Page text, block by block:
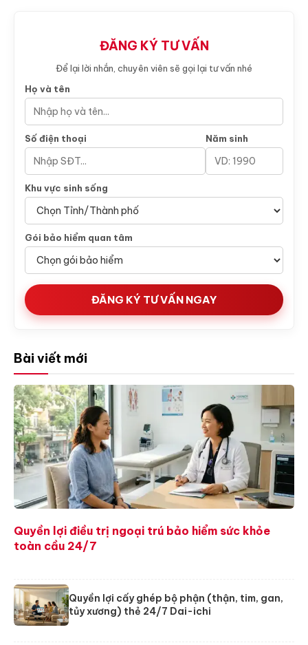
ĐĂNG KÝ TƯ VẤN
Để lại lời nhắn, chuyên viên sẽ gọi lại tư vấn nhé
Họ và tên
Số điện thoại Năm sinh
Khu vực sinh sống
Gói bảo hiểm quan tâm
ĐĂNG KÝ TƯ VẤN NGAY
Bài viết mới
Quyền lợi điều trị ngoại trú bảo hiểm sức khỏe
toàn cầu 24/7
Quyền lợi cấy ghép bộ phận (thận, tim, gan,
tủy xương) thẻ 24/7 Dai-ichi